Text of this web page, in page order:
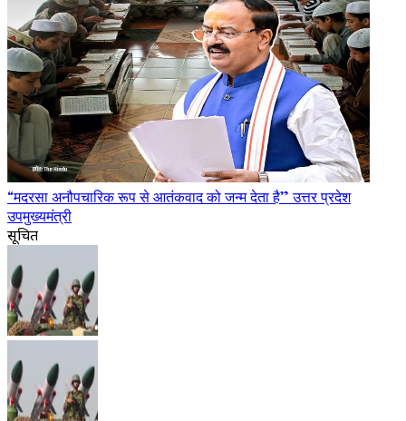
“मदरसा अनौपचारिक रूप से आतंकवाद को जन्म देता है” उत्तर प्रदेश
उपमुख्यमंत्री
सूचित